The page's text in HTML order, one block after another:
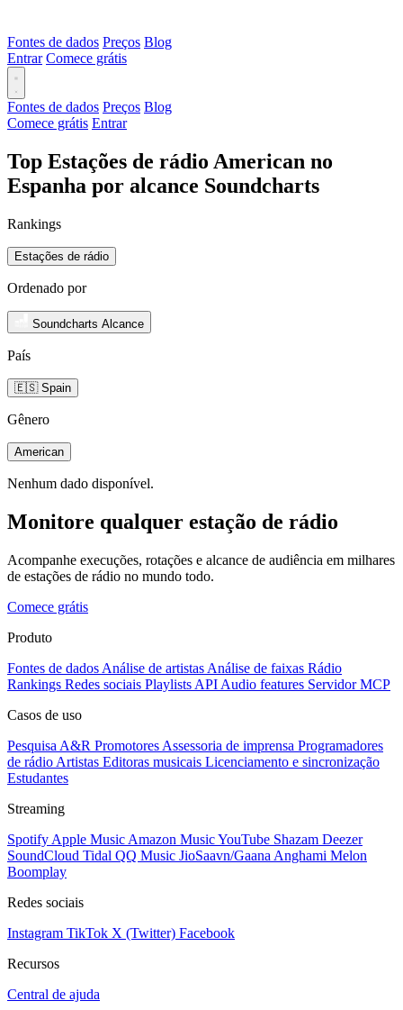
Fontes de dados Preços Blog
Entrar Comece grátis
Fontes de dados Preços Blog
Comece grátis Entrar
Top Estações de rádio American no
Espanha por alcance Soundcharts
Rankings
Estações de rádio
Ordenado por
Soundcharts Alcance
País
🇪🇸 Spain
Gênero
American
Nenhum dado disponível.
Monitore qualquer estação de rádio
Acompanhe execuções, rotações e alcance de audiência em milhares
de estações de rádio no mundo todo.
Comece grátis
Produto
Fontes de dados Análise de artistas Análise de faixas Rádio
Rankings Redes sociais Playlists API Audio features Servidor MCP
Casos de uso
Pesquisa A&R Promotores Assessoria de imprensa Programadores
de rádio Artistas Editoras musicais Licenciamento e sincronização
Estudantes
Streaming
Spotify Apple Music Amazon MusicYouTube Shazam Deezer
SoundCloud Tidal QQ Music JioSaavn/Gaana Anghami Melon
Boomplay
Redes sociais
Instagram TikTok X (Twitter) Facebook
Recursos
Central de ajuda